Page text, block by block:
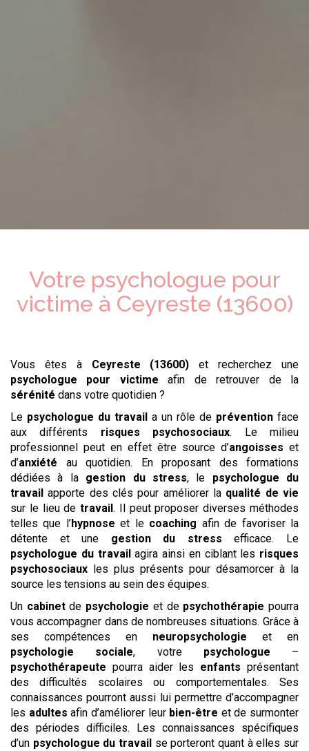
Votre psychologue pour
victime à Ceyreste (13600)
Vous êtes à Ceyreste (13600) et recherchez une
psychologue pour victime
afin de retrouver de la
sérénité dans votre quotidien ?
Le psychologue du travail a un rôle de prévention face
aux différents risques psychosociaux. Le milieu
professionnel peut en effet être source d’angoisses et
d’anxiété au quotidien. En proposant des formations
dédiées à la gestion du stress, le psychologue du
travail apporte des clés pour améliorer la qualité de vie
sur le lieu detravail. Il peut proposer diverses méthodes
telles que l’hypnose et le coaching afin de favoriser la
détente et une gestion du stress efficace. Le
psychologue du travail agira ainsi en ciblant les risques
psychosociaux les plus présents pour désamorcer à la
source les tensions au sein des équipes.
Un cabinetde psychologie et de psychothérapie pourra
vous accompagner dans de nombreuses situations. Grâce à
ses compétences en neuropsychologie et en
psychologie sociale, votre psychologue –
psychothérapeute pourra aider les enfants présentant
des difficultés scolaires ou comportementales. Ses
connaissances pourront aussi lui permettre d’accompagner
les adultes afin d’améliorer leur bien-être et de surmonter
des périodes difficiles. Les connaissances spécifiques
d’un psychologue du travail se porteront quant à elles sur